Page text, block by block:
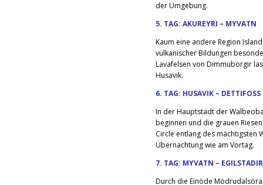
der Umgebung.
5. TAG: AKUREYRI – MYVATN
Kaum eine andere Region
vulkanischer Bildungen
Lavafelsen von Dimmuborgir
Husavik.
6. TAG: HUSAVIK –
In der Hauptstadt der
beginnen und die grauen
Circle entlang des mächtigsten
Übernachtung wie am Vortag.
7. TAG: MYVATN – EGILSTADIR
Durch die Einöde